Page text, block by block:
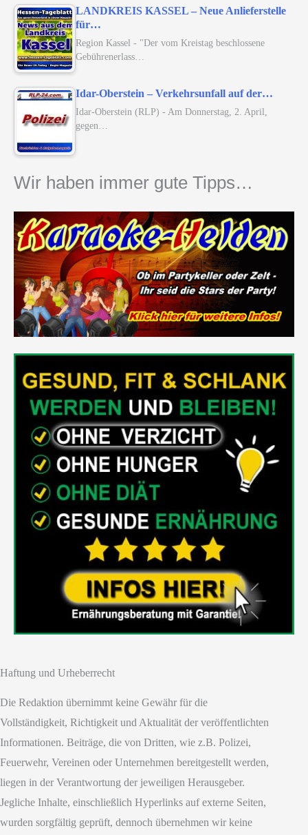
LANDKREIS KASSEL – Neue Anlieferstelle
für…
Region Kassel - "Der vom Kreistag beschlossene
Gebührenerlass…
Idar-Oberstein – Verkehrsunfall auf der…
Idar-Oberstein (RLP) - Am Donnerstag, 2. April,
gegen…
Wir haben immer gute Tipps…
Haftung und Urheberrecht
Die Redaktion übernimmt keine Gewähr für die
Vollständigkeit, Richtigkeit und Aktualität der veröffentlichten
Informationen. Beiträge, die von Dritten, wie z.B. Polizei,
Feuerwehr, Vereinen oder Unternehmen bereitgestellt werden,
liegen in der Verantwortung der jeweiligen Herausgeber.
Jegliche Inhalte, einschließlich Hyperlinks auf externe Seiten,
wurden sorgfältig geprüft, dennoch übernehmen wir keine